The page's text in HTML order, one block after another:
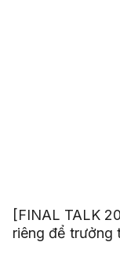
[FINAL TALK
riêng để trưởng